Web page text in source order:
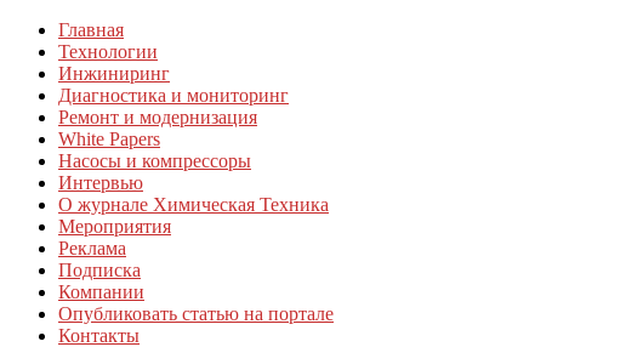
Главная
Технологии
Инжиниринг
Диагностика и мониторинг
Ремонт и модернизация
White Papers
Насосы и компрессоры
Интервью
О журнале Химическая Техника
Мероприятия
Реклама
Подписка
Компании
Опубликовать статью на портале
Контакты